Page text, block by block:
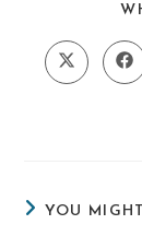
Opens
in
in
YOU